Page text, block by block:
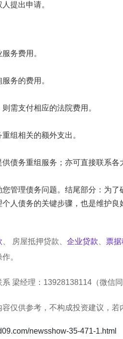
提出申请。
务费用。
务的费用。
需支付相应的法院费用。
组相关的额外支出。
债务重组服务；亦可直接联系各
管理债务问题。结尾部分：为
人债务的关键步骤，也是维护
房屋抵押贷款 企业贷款 票
。
系 梁经理 ： 13928138114 （微信
仅供参考，不构成投资建议，若
newsshow-35-471-1.html